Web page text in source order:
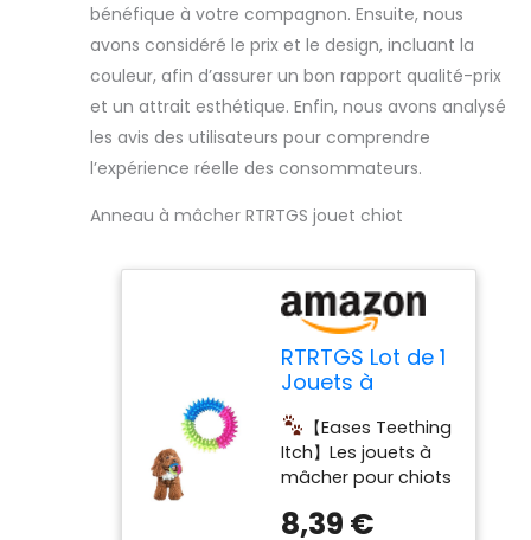
bénéfique à votre compagnon. Ensuite, nous
avons considéré le prix et le design, incluant la
couleur, afin d’assurer un bon rapport qualité-prix
et un attrait esthétique. Enfin, nous avons analysé
les avis des utilisateurs pour comprendre
l’expérience réelle des consommateurs.
Anneau à mâcher RTRTGS jouet chiot
RTRTGS Lot de 1
Jouets à
Chiot Anneau à
360° Nettoie Les
Dents et apaise
Les
démangeaisons
【Eases Teething
Itch】Les jouets à
mâcher pour chiots
apaiser l'inconfort
8,39 €